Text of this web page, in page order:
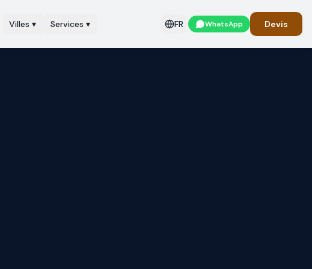
Villes ▾ Services ▾ FR WhatsApp Devis